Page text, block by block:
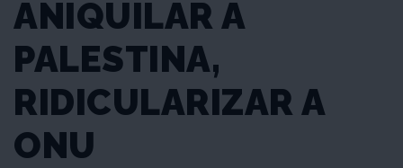
ANIQUILAR A
PALESTINA,
RIDICULARIZAR A
ONU